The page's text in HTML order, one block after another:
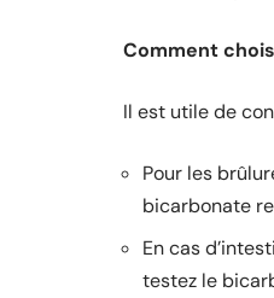
Comment
Il est utile de
Pour les
bicarbonate
En cas
testez le